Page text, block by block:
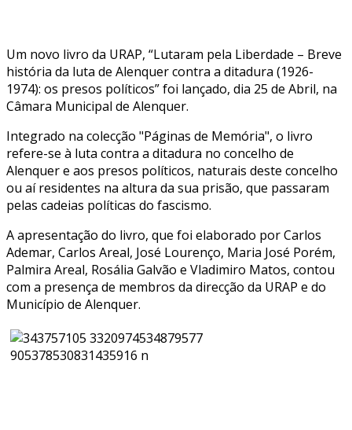
Um novo livro da URAP, “Lutaram pela Liberdade – Breve
história da luta de Alenquer contra a ditadura (1926-
1974): os presos políticos” foi lançado, dia 25 de Abril, na
Câmara Municipal de Alenquer.
Integrado na colecção "Páginas de Memória", o livro
refere-se à luta contra a ditadura no concelho de
Alenquer e aos presos políticos, naturais deste concelho
ou aí residentes na altura da sua prisão, que passaram
pelas cadeias políticas do fascismo.
A apresentação do livro, que foi elaborado por Carlos
Ademar, Carlos Areal, José Lourenço, Maria José Porém,
Palmira Areal, Rosália Galvão e Vladimiro Matos, contou
com a presença de membros da direcção da URAP e do
Município de Alenquer.